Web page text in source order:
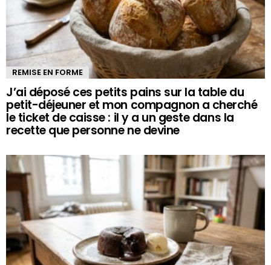
REMISE EN FORME
J’ai déposé ces petits pains sur la table du
petit-déjeuner et mon compagnon a cherché
le ticket de caisse : il y a un geste dans la
recette que personne ne devine